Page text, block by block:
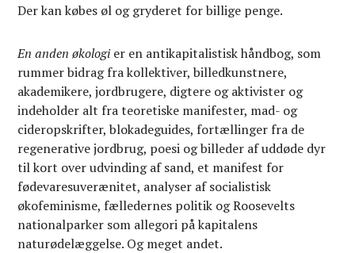
Der kan købes øl og gryderet for billige penge.
En anden økologier en antikapitalistisk håndbog, som
rummer bidrag fra kollektiver, billedkunstnere,
akademikere, jordbrugere, digtere og aktivister og
indeholder alt fra teoretiske manifester, mad- og
cideropskrifter, blokadeguides, fortællinger fra de
regenerative jordbrug, poesi og billeder af uddøde dyr
til kort over udvinding af sand, et manifest for
fødevaresuverænitet, analyser af socialistisk
økofeminisme, fælledernes politik og Roosevelts
nationalparker som allegori på kapitalens
naturødelæggelse. Og meget andet.